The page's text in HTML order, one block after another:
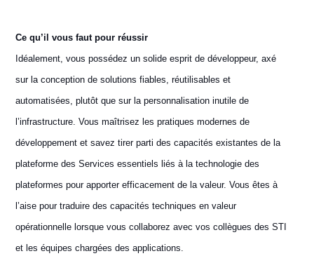
Ce qu’il vous faut pour réussir
Idéalement, vous possédez un solide esprit de développeur, axé
sur la conception de solutions fiables, réutilisables et
automatisées, plutôt que sur la personnalisation inutile de
l’infrastructure. Vous maîtrisez les pratiques modernes de
développement et savez tirer parti des capacités existantes de la
plateforme des Services essentiels liés à la technologie des
plateformes pour apporter efficacement de la valeur. Vous êtes à
l’aise pour traduire des capacités techniques en valeur
opérationnelle lorsque vous collaborez avec vos collègues des STI
et les équipes chargées des applications.